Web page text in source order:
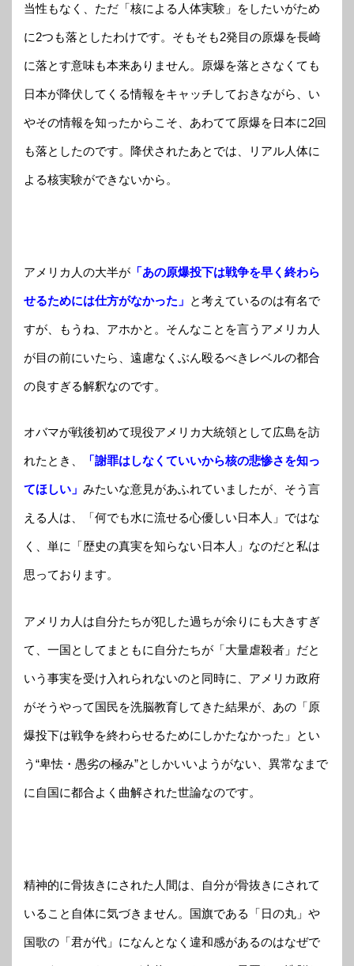
当性もなく、ただ「核による人体実験」をしたいがため
に2つも落としたわけです。そもそも2発目の原爆を長崎
に落とす意味も本来ありません。原爆を落とさなくても
日本が降伏してくる情報をキャッチしておきながら、い
やその情報を知ったからこそ、あわてて原爆を日本に2回
も落としたのです。降伏されたあとでは、リアル人体に
よる核実験ができないから。
アメリカ人の大半が 「あの原爆投下は戦争を早く終わら
せるためには仕方がなかった」 と考えているのは有名で
すが、もうね、アホかと。そんなことを言うアメリカ人
が目の前にいたら、遠慮なくぶん殴るべきレベルの都合
の良すぎる解釈なのです。
オバマが戦後初めて現役アメリカ大統領として広島を訪
れたとき、 「謝罪はしなくていいから核の悲惨さを知っ
てほしい」 みたいな意見があふれていましたが、そう言
える人は、「何でも水に流せる心優しい日本人」ではな
く、単に「歴史の真実を知らない日本人」なのだと私は
思っております。
アメリカ人は自分たちが犯した過ちが余りにも大きすぎ
て、一国としてまともに自分たちが「大量虐殺者」だと
いう事実を受け入れられないのと同時に、アメリカ政府
がそうやって国民を洗脳教育してきた結果が、あの「原
爆投下は戦争を終わらせるためにしかたなかった」とい
う“卑怯・愚劣の極み”としかいいようがない、異常なまで
に自国に都合よく曲解された世論なのです。
精神的に骨抜きにされた人間は、自分が骨抜きにされて
いること自体に気づきません。国旗である「日の丸」や
国歌の「君が代」になんとなく違和感があるのはなぜで